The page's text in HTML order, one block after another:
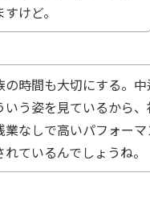
けど。
の時間も大切にする。
いう姿を見ているから
業なしで高いパフォー
れているんでしょうね。